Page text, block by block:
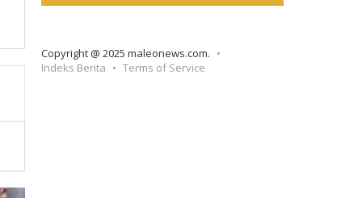
Copyright @ 2025 maleonews.com.
Indeks Berita
Terms of Service